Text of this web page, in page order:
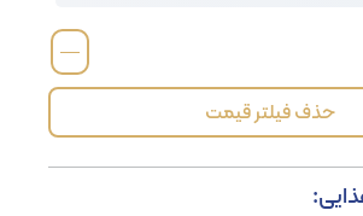
—
حذف فیلتر قیمت